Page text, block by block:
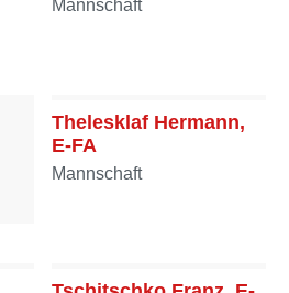
Mannschaft
Thelesklaf Hermann,
E-FA
Mannschaft